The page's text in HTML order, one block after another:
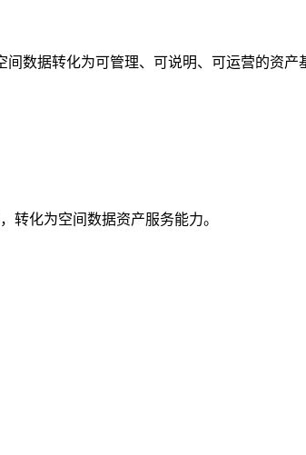
数据转化为可管理、可说明、可运营的资产
转化为空间数据资产服务能力。